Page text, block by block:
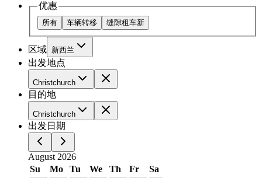
优惠
所有 车辆转移 缝隙租车新
区域 新西兰
出发地点
Christchurch
目的地
Christchurch
出发日期
August 2026
Su
Mo Tu We Th Fr Sa